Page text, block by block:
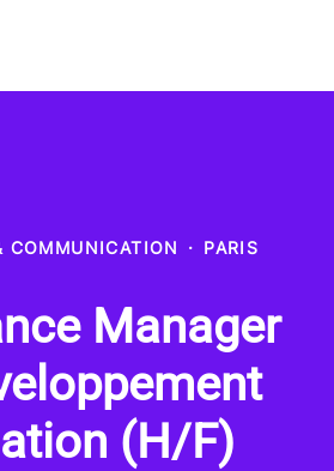
COMMUNICATION · PARIS
Manager
(H/F)